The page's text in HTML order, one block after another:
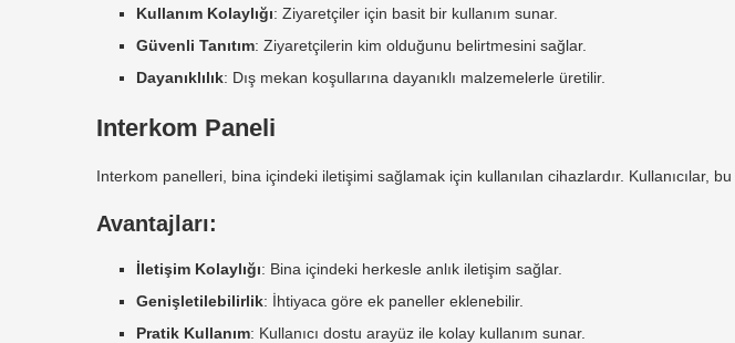
Kullanım Kolaylığı: Ziyaretçiler için basit bir kullanım sunar.
Güvenli Tanıtım: Ziyaretçilerin kim olduğunu belirtmesini sağlar.
Dayanıklılık: Dış mekan koşullarına dayanıklı malzemelerle üretilir.
Interkom Paneli
Interkom panelleri, bina içindeki iletişimi sağlamak için kullanılan cihazlardır. Kullanıcılar,
Avantajları:
İletişim Kolaylığı: Bina içindeki herkesle anlık iletişim sağlar.
Genişletilebilirlik: İhtiyaca göre ek paneller eklenebilir.
Pratik Kullanım: Kullanıcı dostu arayüz ile kolay kullanım sunar.